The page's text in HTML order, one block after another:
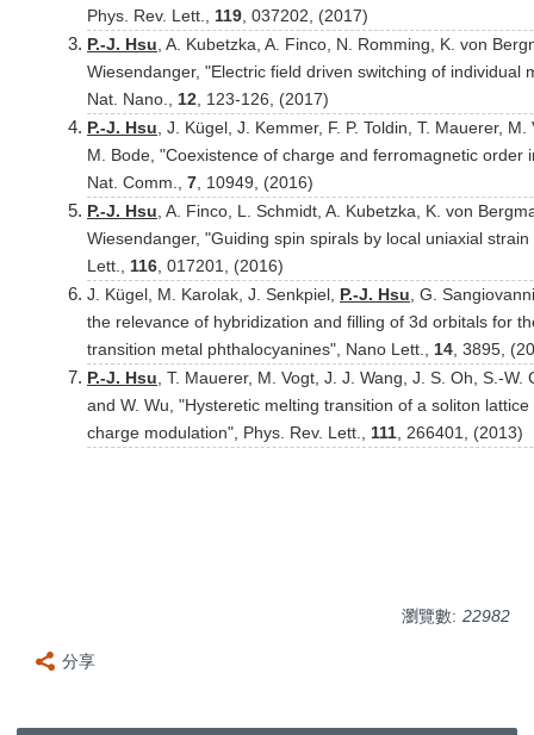
Phys. Rev. Lett., 119, 037202, (2017)
P.-J. Hsu, A. Kubetzka, A. Finco, N. Romming, K. von
Wiesendanger, "Electric field driven switching of individual
Nat. Nano., 12, 123-126, (2017)
P.-J. Hsu, J. Kügel, J. Kemmer, F. P. Toldin, T. Mauerer, M.
M. Bode, "Coexistence of charge and ferromagnetic order
Nat. Comm., 7, 10949, (2016)
P.-J. Hsu, A. Finco, L. Schmidt, A. Kubetzka, K. von
Wiesendanger, "Guiding spin spirals by local uniaxial
Lett., 116, 017201, (2016)
J. Kügel, M. Karolak, J. Senkpiel, P.-J. Hsu, G.
the relevance of hybridization and filling of 3d orbitals for
transition metal phthalocyanines", Nano Lett., 14, 3895,
P.-J. Hsu, T. Mauerer, M. Vogt, J. J. Wang, J. S. Oh, S.-W.
and W. Wu, "Hysteretic melting transition of a soliton
charge modulation", Phys. Rev. Lett., 111, 266401, (2013)
瀏覽數: 22982
分享